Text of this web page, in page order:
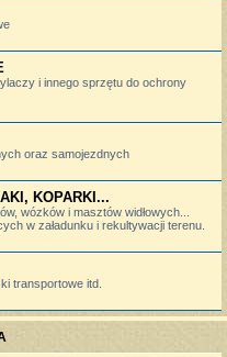
i innego sprzętu do ochrony
oraz samojezdnych
KOPARKI...
wózków i masztów widłowych...
w załadunku i rekultywacji terenu.
transportowe itd.